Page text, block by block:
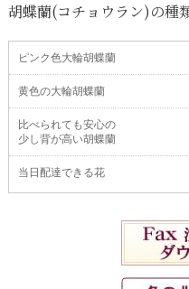
胡蝶蘭(コチョウラン)の種
ピンク色大輪胡蝶蘭
黄色の大輪胡蝶蘭
比べられても安心の
少し背が高い胡蝶蘭
当日配達できる花